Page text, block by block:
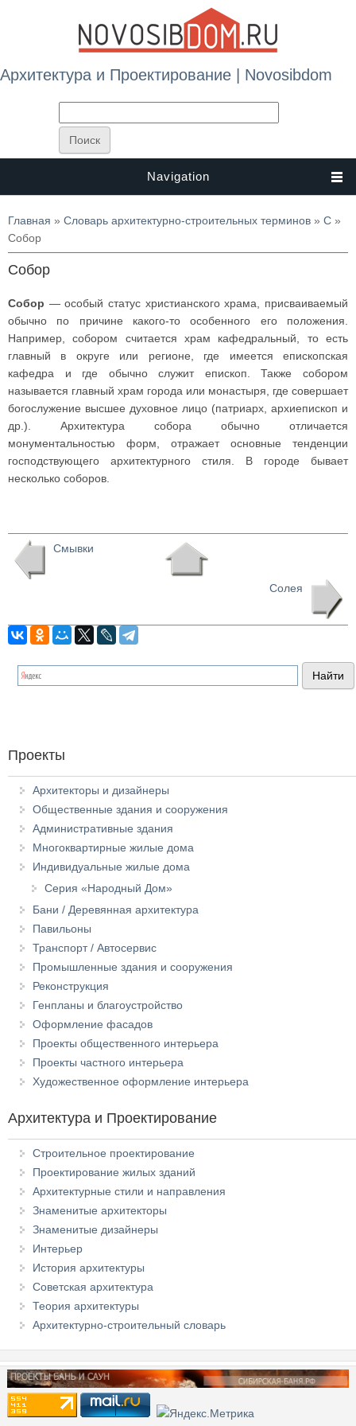
Архитектура и Проектирование | Novosibdom
Navigation
Вы здесь
Главная » Словарь архитектурно-строительных терминов » С »
Собор
Собор
Собор — особый статус христианского храма, присваиваемый
обычно по причине какого-то особенного его положения.
Например, собором считается храм кафедральный, то есть
главный в округе или регионе, где имеется епископская
кафедра и где обычно служит епископ. Также собором
называется главный храм города или монастыря, где совершает
богослужение высшее духовное лицо (патриарх, архиепископ и
др.). Архитектура собора обычно отличается
монументальностью форм, отражает основные тенденции
господствующего архитектурного стиля. В городе бывает
несколько соборов.
Смывки
Солея
Проекты
Архитекторы и дизайнеры
Общественные здания и сооружения
Административные здания
Многоквартирные жилые дома
Индивидуальные жилые дома
Серия «Народный Дом»
Бани / Деревянная архитектура
Павильоны
Транспорт / Автосервис
Промышленные здания и сооружения
Реконструкция
Генпланы и благоустройство
Оформление фасадов
Проекты общественного интерьера
Проекты частного интерьера
Художественное оформление интерьера
Архитектура и Проектирование
Строительное проектирование
Проектирование жилых зданий
Архитектурные стили и направления
Знаменитые архитекторы
Знаменитые дизайнеры
Интерьер
История архитектуры
Советская архитектура
Теория архитектуры
Архитектурно-строительный словарь